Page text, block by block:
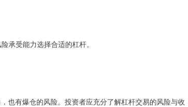
承受能力选择合适的杠杆。
也有爆仓的风险。投资者应充分了解杠杆交易的风险与收